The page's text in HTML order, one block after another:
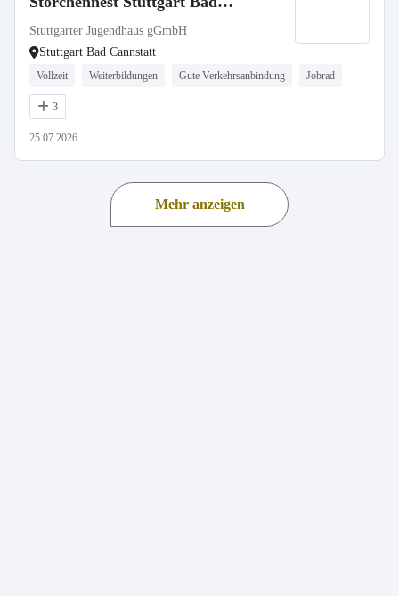
Cannstatt
Stuttgarter Jugendhaus gGmbH
Stuttgart Bad Cannstatt
Vollzeit Weiterbildungen Gute Verkehrsanbindung Jobrad
3
25.07.2026
Mehr anzeigen